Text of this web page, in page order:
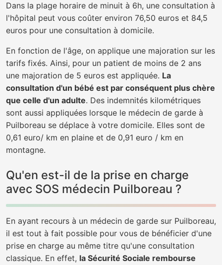
Dans la plage horaire de minuit à 6h, une consultation à
l'hôpital peut vous coûter environ 76,50 euros et 84,5
euros pour une consultation à domicile.
En fonction de l'âge, on applique une majoration sur les
tarifs fixés. Ainsi, pour un patient de moins de 2 ans
une majoration de 5 euros est appliquée. La
consultation d'un bébé est par conséquent plus chère
que celle d'un adulte. Des indemnités kilométriques
sont aussi appliquées lorsque le médecin de garde à
Puilboreau se déplace à votre domicile. Elles sont de
0,61 euro/ km en plaine et de 0,91 euro / km en
montagne.
Qu'en est-il de la prise en charge
avec SOS médecin Puilboreau ?
En ayant recours à un médecin de garde sur Puilboreau,
il est tout à fait possible pour vous de bénéficier d'une
prise en charge au même titre qu'une consultation
classique. En effet, la Sécurité Sociale rembourse